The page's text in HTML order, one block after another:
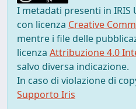
I metadati presenti in IRIS
con licenza Creative
mentre i file delle
licenza Attribuzione 4.0
salvo diversa indicazione.
In caso di violazione di
Supporto Iris